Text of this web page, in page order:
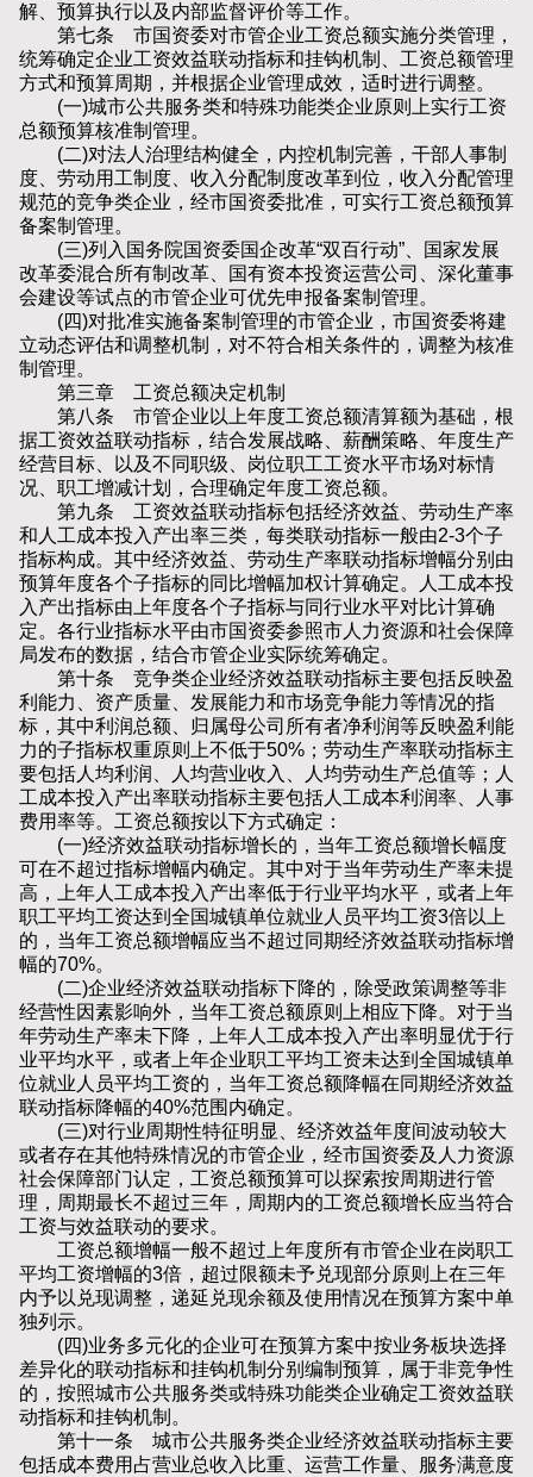
解、预算执行以及内部监督评价等工作。
第七条 市国资委对市管企业工资总额实施分类管理，
统筹确定企业工资效益联动指标和挂钩机制、工资总额管理
方式和预算周期，并根据企业管理成效，适时进行调整。
(一)城市公共服务类和特殊功能类企业原则上实行工资
总额预算核准制管理。
(二)对法人治理结构健全，内控机制完善，干部人事制
度、劳动用工制度、收入分配制度改革到位，收入分配管理
规范的竞争类企业，经市国资委批准，可实行工资总额预算
备案制管理。
(三)列入国务院国资委国企改革“双百行动”、国家发展
改革委混合所有制改革、国有资本投资运营公司、深化董事
会建设等试点的市管企业可优先申报备案制管理。
(四)对批准实施备案制管理的市管企业，市国资委将建
立动态评估和调整机制，对不符合相关条件的，调整为核准
制管理。
第三章 工资总额决定机制
第八条 市管企业以上年度工资总额清算额为基础，根
据工资效益联动指标，结合发展战略、薪酬策略、年度生产
经营目标、以及不同职级、岗位职工工资水平市场对标情
况、职工增减计划，合理确定年度工资总额。
第九条 工资效益联动指标包括经济效益、劳动生产率
和人工成本投入产出率三类，每类联动指标一般由2-3个子
指标构成。其中经济效益、劳动生产率联动指标增幅分别由
预算年度各个子指标的同比增幅加权计算确定。人工成本投
入产出指标由上年度各个子指标与同行业水平对比计算确
定。各行业指标水平由市国资委参照市人力资源和社会保障
局发布的数据，结合市管企业实际统筹确定。
第十条 竞争类企业经济效益联动指标主要包括反映盈
利能力、资产质量、发展能力和市场竞争能力等情况的指
标，其中利润总额、归属母公司所有者净利润等反映盈利能
力的子指标权重原则上不低于50%；劳动生产率联动指标主
要包括人均利润、人均营业收入、人均劳动生产总值等；人
工成本投入产出率联动指标主要包括人工成本利润率、人事
费用率等。工资总额按以下方式确定：
(一)经济效益联动指标增长的，当年工资总额增长幅度
可在不超过指标增幅内确定。其中对于当年劳动生产率未提
高，上年人工成本投入产出率低于行业平均水平，或者上年
职工平均工资达到全国城镇单位就业人员平均工资3倍以上
的，当年工资总额增幅应当不超过同期经济效益联动指标增
幅的70%。
(二)企业经济效益联动指标下降的，除受政策调整等非
经营性因素影响外，当年工资总额原则上相应下降。对于当
年劳动生产率未下降，上年人工成本投入产出率明显优于行
业平均水平，或者上年企业职工平均工资未达到全国城镇单
位就业人员平均工资的，当年工资总额降幅在同期经济效益
联动指标降幅的40%范围内确定。
(三)对行业周期性特征明显、经济效益年度间波动较大
或者存在其他特殊情况的市管企业，经市国资委及人力资源
社会保障部门认定，工资总额预算可以探索按周期进行管
理，周期最长不超过三年，周期内的工资总额增长应当符合
工资与效益联动的要求。
工资总额增幅一般不超过上年度所有市管企业在岗职工
平均工资增幅的3倍，超过限额未予兑现部分原则上在三年
内予以兑现调整，递延兑现余额及使用情况在预算方案中单
独列示。
(四)业务多元化的企业可在预算方案中按业务板块选择
差异化的联动指标和挂钩机制分别编制预算，属于非竞争性
的，按照城市公共服务类或特殊功能类企业确定工资效益联
动指标和挂钩机制。
第十一条 城市公共服务类企业经济效益联动指标主要
包括成本费用占营业总收入比重、运营工作量、服务满意度